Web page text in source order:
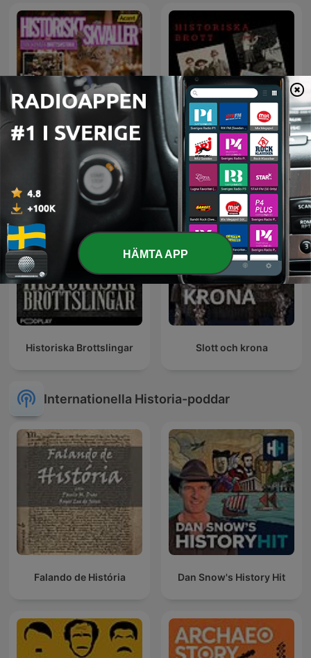
Historiskt Skvaller Historiska brott
Historiska Brottslingar Slott och krona
Internationella Historia-poddar
Falando de História Dan Snow's History Hit
HÄMTA APP